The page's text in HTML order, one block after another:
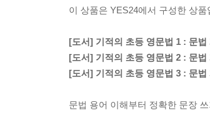
이 상품은 YES24에서 구성한 상
[도서] 기적의 초등 영문법 1 : 문
[도서] 기적의 초등 영문법 2 : 문
[도서] 기적의 초등 영문법 3 : 문
문법 용어 이해부터 정확한 문장